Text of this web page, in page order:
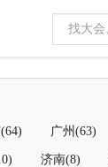
广州(63)
济南(8)